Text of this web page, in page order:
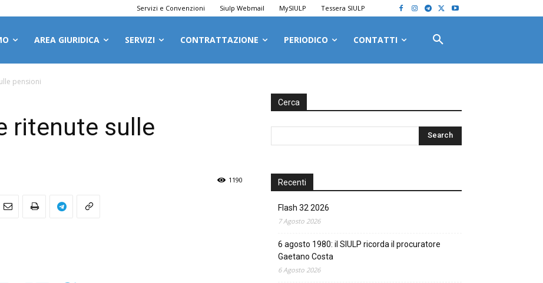
Servizi e Convenzioni Siulp Webmail MySIULP Tessera SIULP
AREA GIURIDICA SERVIZI CONTRATTAZIONE PERIODICO CONTATTI
pensioni
ritenute sulle
1190
Cerca
Recenti
Flash 32 2026
7 Agosto 2026
6 agosto 1980: il SIULP ricorda il procuratore
Gaetano Costa
6 Agosto 2026